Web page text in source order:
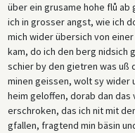
über ein grusame hohe flů ab
ich in grosser angst, wie ich
mich wider übersich von
kam, do ich den berg nidsich
schier by den gietren was uß
minen geissen, wolt sy wider
heim geloffen, dorab dan
erschroken, das ich nit mit
gfallen, fragtend min bäsin